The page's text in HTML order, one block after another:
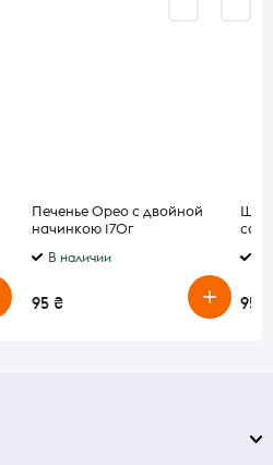
Печенье Орео с двойной
начинкою 170г
В наличии
95 ₴ 95 ₴